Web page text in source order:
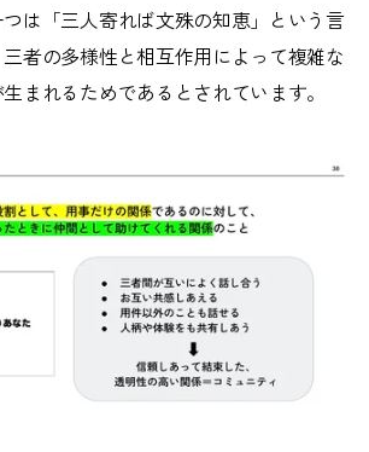
は「三人寄れば文殊の知恵」という言
者の多様性と相互作用によって複雑な
まれるためであるとされています。